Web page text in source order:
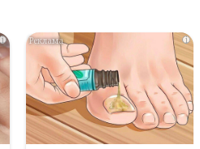
i i